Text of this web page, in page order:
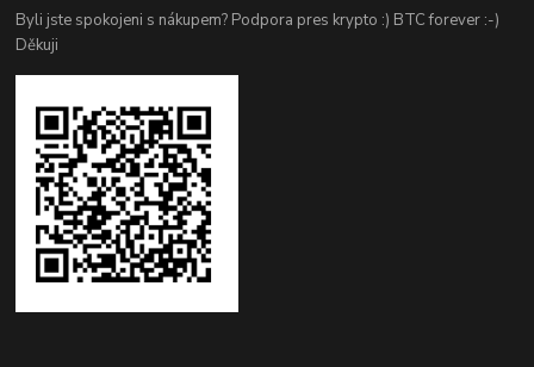
Byli jste spokojeni s nákupem? Podpora pres krypto :) BTC forever :-)
Děkuji